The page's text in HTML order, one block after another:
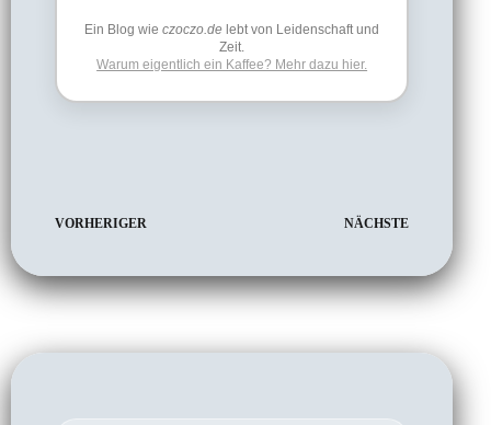
Ein Blog wieczoczo.de lebt von Leidenschaft und
Zeit.
Warum eigentlich ein Kaffee? Mehr dazu hier.
VORHERIGER NÄCHSTE